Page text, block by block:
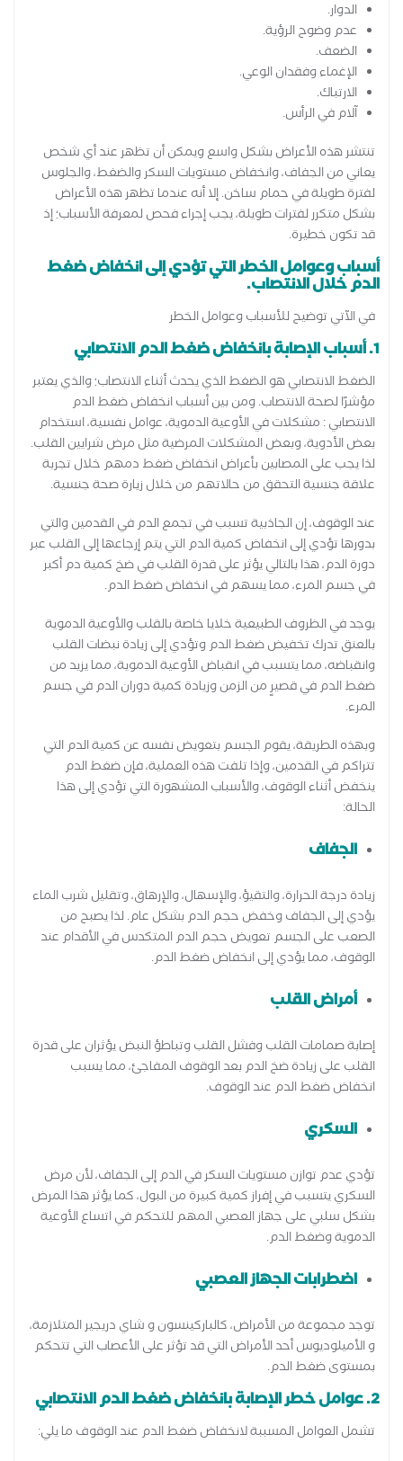
الدوار.
عدم وضوح الرؤية.
الضعف.
الإغماء وفقدان الوعي.
الارتباك.
آلام في الرأس.
تنتشر هذه الأعراض بشكل واسع ويمكن أن تظهر عند أي شخص
يعاني من الجفاف، وانخفاض مستويات السكر والضغط، والجلوس
لفترة طويلة في حمام ساخن. إلا أنه عندما تظهر هذه الأعراض
بشكل متكرر لفترات طويلة، يجب إجراء فحص لمعرفة الأسباب؛ إذ
قد تكون خطيرة.
أسباب وعوامل الخطر التي تؤدي إلى انخفاض ضغط
الدم خلال الانتصاب.
في الآتي توضيح للأسباب وعوامل الخطر
1. أسباب الإصابة بانخفاض ضغط الدم الانتصابي
الضغط الانتصابي هو الضغط الذي يحدث أثناء الانتصاب؛ والذي يعتبر
مؤشرًا لصحة الانتصاب. ومن بين أسباب انخفاض ضغط الدم
الانتصابي : مشكلات في الأوعية الدموية، عوامل نفسية، استخدام
بعض الأدوية، وبعض المشكلات المرضية مثل مرض شرايين القلب.
لذا يجب على المصابين بأعراض انخفاض ضغط دمهم خلال تجربة
علاقة جنسية التحقق من حالاتهم من خلال زيارة صحة جنسية.
عند الوقوف، إن الجاذبية تسبب في تجمع الدم في القدمين والتي
بدورها تؤدي إلى انخفاض كمية الدم التي يتم إرجاعها إلى القلب عبر
دورة الدم، هذا بالتالي يؤثر على قدرة القلب في ضخ كمية دم أكبر
في جسم المرء، مما يسهم في انخفاض ضغط الدم.
يوجد في الظروف الطبيعية خلايا خاصة بالقلب والأوعية الدموية
بالعنق تدرك تخفيض ضغط الدم وتؤدي إلى زيادة نبضات القلب
وانقباضه، مما يتسبب في انقباض الأوعية الدموية، مما يزيد من
ضغط الدم في قصيرٍ من الزمن وزيادة كمية دوران الدم في جسم
المرء.
وبهذه الطريقة، يقوم الجسم بتعويض نفسه عن كمية الدم التي
تتراكم في القدمين، وإذا تلفت هذه العملية، فإن ضغط الدم
ينخفض أثناء الوقوف، والأسباب المشهورة التي تؤدي إلى هذا
الحالة:
الجفاف
زيادة درجة الحرارة، والتقيؤ، والإسهال، والإرهاق، وتقليل شرب الماء
يؤدي إلى الجفاف وخفض حجم الدم بشكل عام. لذا يصبح من
الصعب على الجسم تعويض حجم الدم المتكدس في الأقدام عند
الوقوف، مما يؤدي إلى انخفاض ضغط الدم.
أمراض القلب
إصابة صمامات القلب وفشل القلب وتباطؤ النبض يؤثران على قدرة
القلب على زيادة ضخ الدم بعد الوقوف المفاجئ، مما يسبب
انخفاض ضغط الدم عند الوقوف.
السكري
تؤدي عدم توازن مستويات السكر في الدم إلى الجفاف، لأن مرض
السكري يتسبب في إفراز كمية كبيرة من البول، كما يؤثر هذا المرض
بشكل سلبي على جهاز العصبي المهم للتحكم في اتساع الأوعية
الدموية وضغط الدم.
اضطرابات الجهاز العصبي
توجد مجموعة من الأمراض، كالباركينسون و شاي دريجير المتلازمة،
و الأميلوديوس أحد الأمراض التي قد تؤثر على الأعصاب التي تتحكم
بمستوى ضغط الدم.
2. عوامل خطر الإصابة بانخفاض ضغط الدم الانتصابي
تشمل العوامل المسببة لانخفاض ضغط الدم عند الوقوف ما يلي: